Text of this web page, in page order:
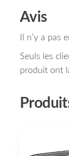
Avis
Il n’y a pas
Seuls les
produit ont